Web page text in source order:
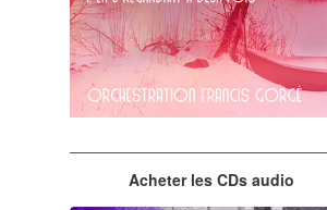
Erik Satie
Acheter les CDs audio